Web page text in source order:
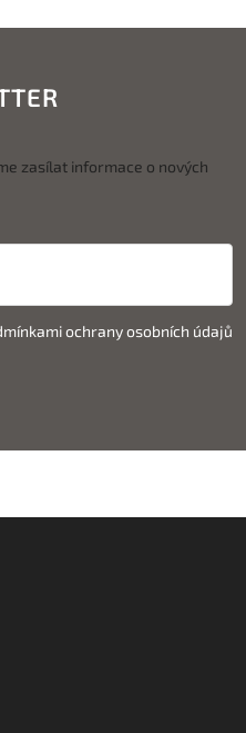
zasílat informace o nových
ochrany osobních údajů